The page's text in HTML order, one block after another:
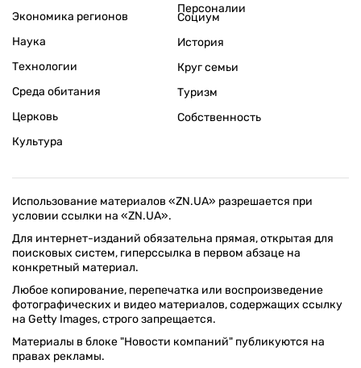
Экономика регионов
Персоналии
Наука
Технологии
Среда обитания
Церковь
Культура
Социум
История
Круг семьи
Туризм
Собственность
Использование материалов «ZN.UA» разрешается при
условии ссылки на «ZN.UA».
Для интернет-изданий обязательна прямая, открытая для
поисковых систем, гиперссылка в первом абзаце на
конкретный материал.
Любое копирование, перепечатка или воспроизведение
фотографических и видео материалов, содержащих ссылку
на Getty Images, строго запрещается.
Материалы в блоке "Новости компаний" публикуются на
правах рекламы.